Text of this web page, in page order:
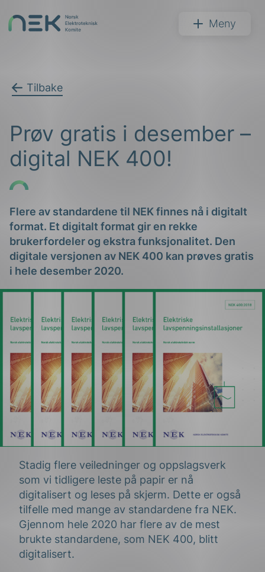
NEK Meny
Tilbake
Prøv gratis i desember –
digital NEK 400!
Flere av standardene til NEK finnes nå i digitalt
format. Et digitalt format gir en rekke
brukerfordeler og ekstra funksjonalitet. Den
digitale versjonen av NEK 400 kan prøves gratis
i hele desember 2020.
Stadig flere veiledninger og oppslagsverk
som vi tidligere leste på papir er nå
digitalisert og leses på skjerm. Dette er også
tilfelle med mange av standardene fra NEK.
Gjennom hele 2020 har flere av de mest
brukte standardene, som NEK 400, blitt
digitalisert.